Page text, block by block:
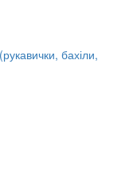
бахіли,